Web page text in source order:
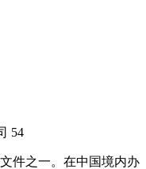
54
件之一。在中国境内办